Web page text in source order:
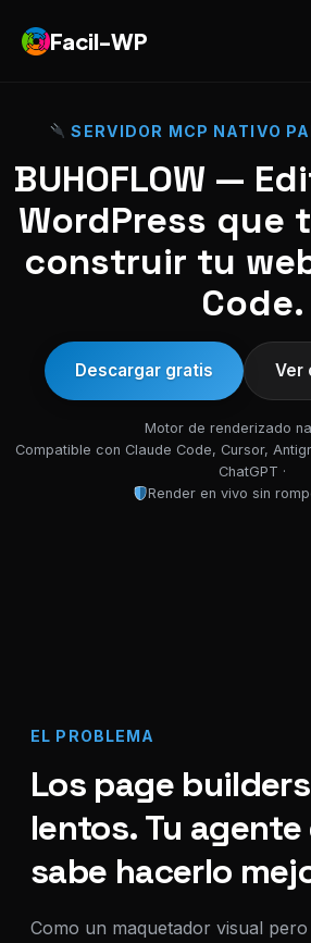
Facil-WP
SERVIDOR MCP NATIVO
BUHOFLOW —
WordPress que
construir tu
Code.
Descargar gratis Ver
Motor de renderizado
Compatible con Claude Code, Cursor,
ChatGPT ·
Render en vivo sin
EL PROBLEMA
Los page
lentos. Tu agente
sabe hacerlo
Como un maquetador visual